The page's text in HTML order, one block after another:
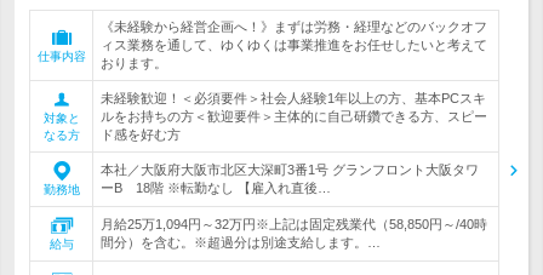
仕事内容
《未経験から経営企画へ！》まずは労務・経理などのバックオフ
ィス業務を通して、ゆくゆくは事業推進をお任せしたいと考えて
おります。
対象と
なる方
未経験歓迎！＜必須要件＞社会人経験1年以上の方、基本PCスキ
ルをお持ちの方＜歓迎要件＞主体的に自己研鑽できる方、スピー
ド感を好む方
勤務地
本社／大阪府大阪市北区大深町3番1号 グランフロント大阪タワ
ーB 18階 ※転勤なし 【雇入れ直後…
給与
月給25万1,094円～32万円※上記は固定残業代（58,850円～/40時
間分）を含む。※超過分は別途支給します。…